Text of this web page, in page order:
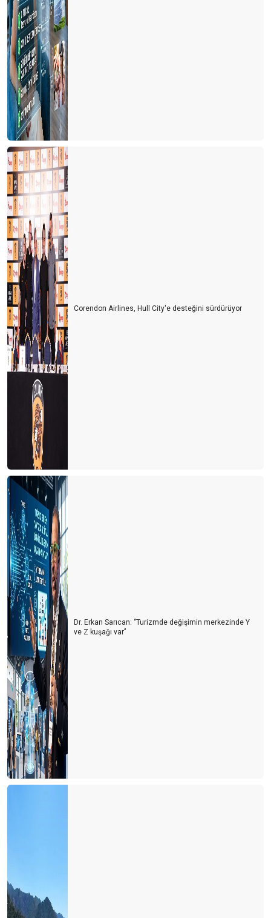
Havacılıkta yeni bir çağa giriliyor
Turizmde siyasetin gölgesi
Korona virüsünün havacılık sektörüne finansal etkisi
Hazırlıklara başlayalım
Kötü başladık ama böyle gitmeyecek
Turizmde ortak strateji gerekli
Döviz kurlarını yakından izlemek gerekiyor
Nihayet 2018 yılı Havacılık Sektör Raporu yayınlandı
Değer zincirinde kırılma
Thomas Cook'tan son dakika golü
İlk 500
Rekor yılında herşey güllük gülistanlık mı?
Turizmin geleceğinde bizi neler bekliyor?
FİNANS PİYASALARININ GELECEĞİ
Marka kent Niğde projesi
İstanbul havalimanı
Finans Derneği'nde Yeni dönem
Almanlardan net bir dönüş yok
Döviz kurları her şeyi belirliyor
Fırsat penceresi
İbre otellere dönmeye başladı
Rakamları doğru anlamak
Dünya havacılık sektörü 2018 yılına bakış
Daha çok yolumuz var
2019 fırsat ve tehditleri ile birlikte geliyor
Turizmin ikinci 100 günlük eylem planı
Resort kongresinin ardından
Stratejik Plan
En kötü geride kaldı mı?
Toplumsal Cinsiyet Dengesi
Uzun vade olumlu ama kısa vadeyi geçebilirsek
Stres devam ediyor
Finans sempozyumu
İstanbul ve turizm
Corendon Airlines, Hull City'e desteğini sürdürüyor
Dr. Erkan Sarıcan: ‘’Turizmde değişimin merkezinde Y
ve Z kuşağı var’’